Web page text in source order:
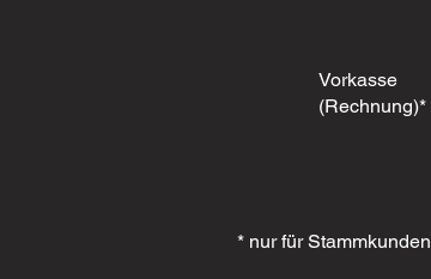
Vorkasse
(Rechnung)*
* nur für Stammkunden